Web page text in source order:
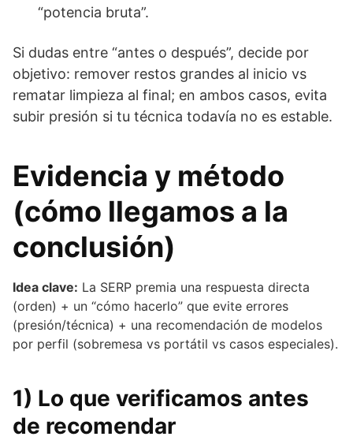
“potencia bruta”.
Si dudas entre “antes o después”, decide por
objetivo: remover restos grandes al inicio vs
rematar limpieza al final; en ambos casos, evita
subir presión si tu técnica todavía no es estable.
Evidencia y método
(cómo llegamos a la
conclusión)
Idea clave: La SERP premia una respuesta directa
(orden) + un “cómo hacerlo” que evite errores
(presión/técnica) + una recomendación de modelos
por perfil (sobremesa vs portátil vs casos especiales).
1) Lo que verificamos antes
de recomendar